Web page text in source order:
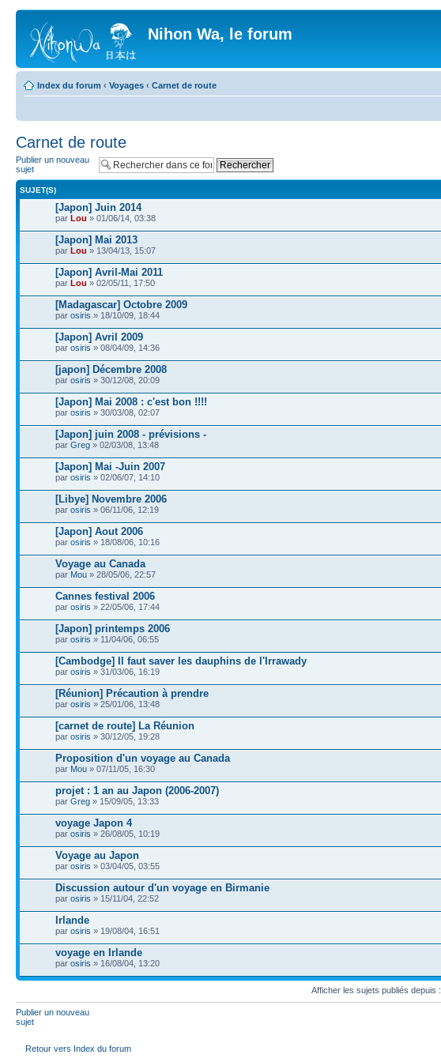
Nihon Wa, le forum
Index du forum ‹ Voyages ‹ Carnet de route
Carnet de route
Publier un nouveau
sujet
SUJET(S)
[Japon] Juin 2014
par Lou » 01/06/14, 03:38
[Japon] Mai 2013
par Lou » 13/04/13, 15:07
[Japon] Avril-Mai 2011
par Lou » 02/05/11, 17:50
[Madagascar] Octobre 2009
par osiris » 18/10/09, 18:44
[Japon] Avril 2009
par osiris » 08/04/09, 14:36
[japon] Décembre 2008
par osiris » 30/12/08, 20:09
[Japon] Mai 2008 : c'est bon !!!!
par osiris » 30/03/08, 02:07
[Japon] juin 2008 - prévisions -
par Greg » 02/03/08, 13:48
[Japon] Mai -Juin 2007
par osiris » 02/06/07, 14:10
[Libye] Novembre 2006
par osiris » 06/11/06, 12:19
[Japon] Aout 2006
par osiris » 18/08/06, 10:16
Voyage au Canada
par Mou » 28/05/06, 22:57
Cannes festival 2006
par osiris » 22/05/06, 17:44
[Japon] printemps 2006
par osiris » 11/04/06, 06:55
[Cambodge] Il faut saver les dauphins de l'Irrawady
par osiris » 31/03/06, 16:19
[Réunion] Précaution à prendre
par osiris » 25/01/06, 13:48
[carnet de route] La Réunion
par osiris » 30/12/05, 19:28
Proposition d'un voyage au Canada
par Mou » 07/11/05, 16:30
projet : 1 an au Japon (2006-2007)
par Greg » 15/09/05, 13:33
voyage Japon 4
par osiris » 26/08/05, 10:19
Voyage au Japon
par osiris » 03/04/05, 03:55
Discussion autour d'un voyage en Birmanie
par osiris » 15/11/04, 22:52
Irlande
par osiris » 19/08/04, 16:51
voyage en Irlande
par osiris » 16/08/04, 13:20
Afficher les sujets publiés depuis :
Publier un nouveau
sujet
Retour vers Index du forum